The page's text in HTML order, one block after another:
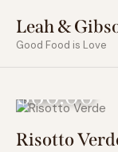
Leah &
Good Food is Love
$60.00
Risotto